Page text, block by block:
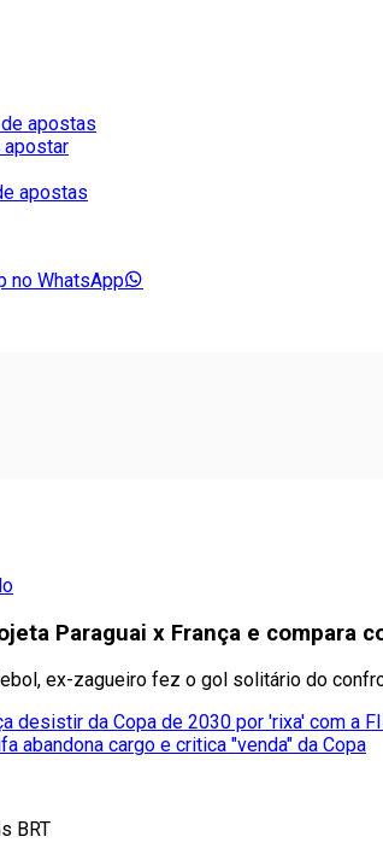
apostas
apostar
apostas
no WhatsApp
Paraguai x França e compara
ex-zagueiro fez o gol solitário do
desistir da Copa de 2030 por 'rixa' com a
abandona cargo e critica "venda" da Copa
BRT